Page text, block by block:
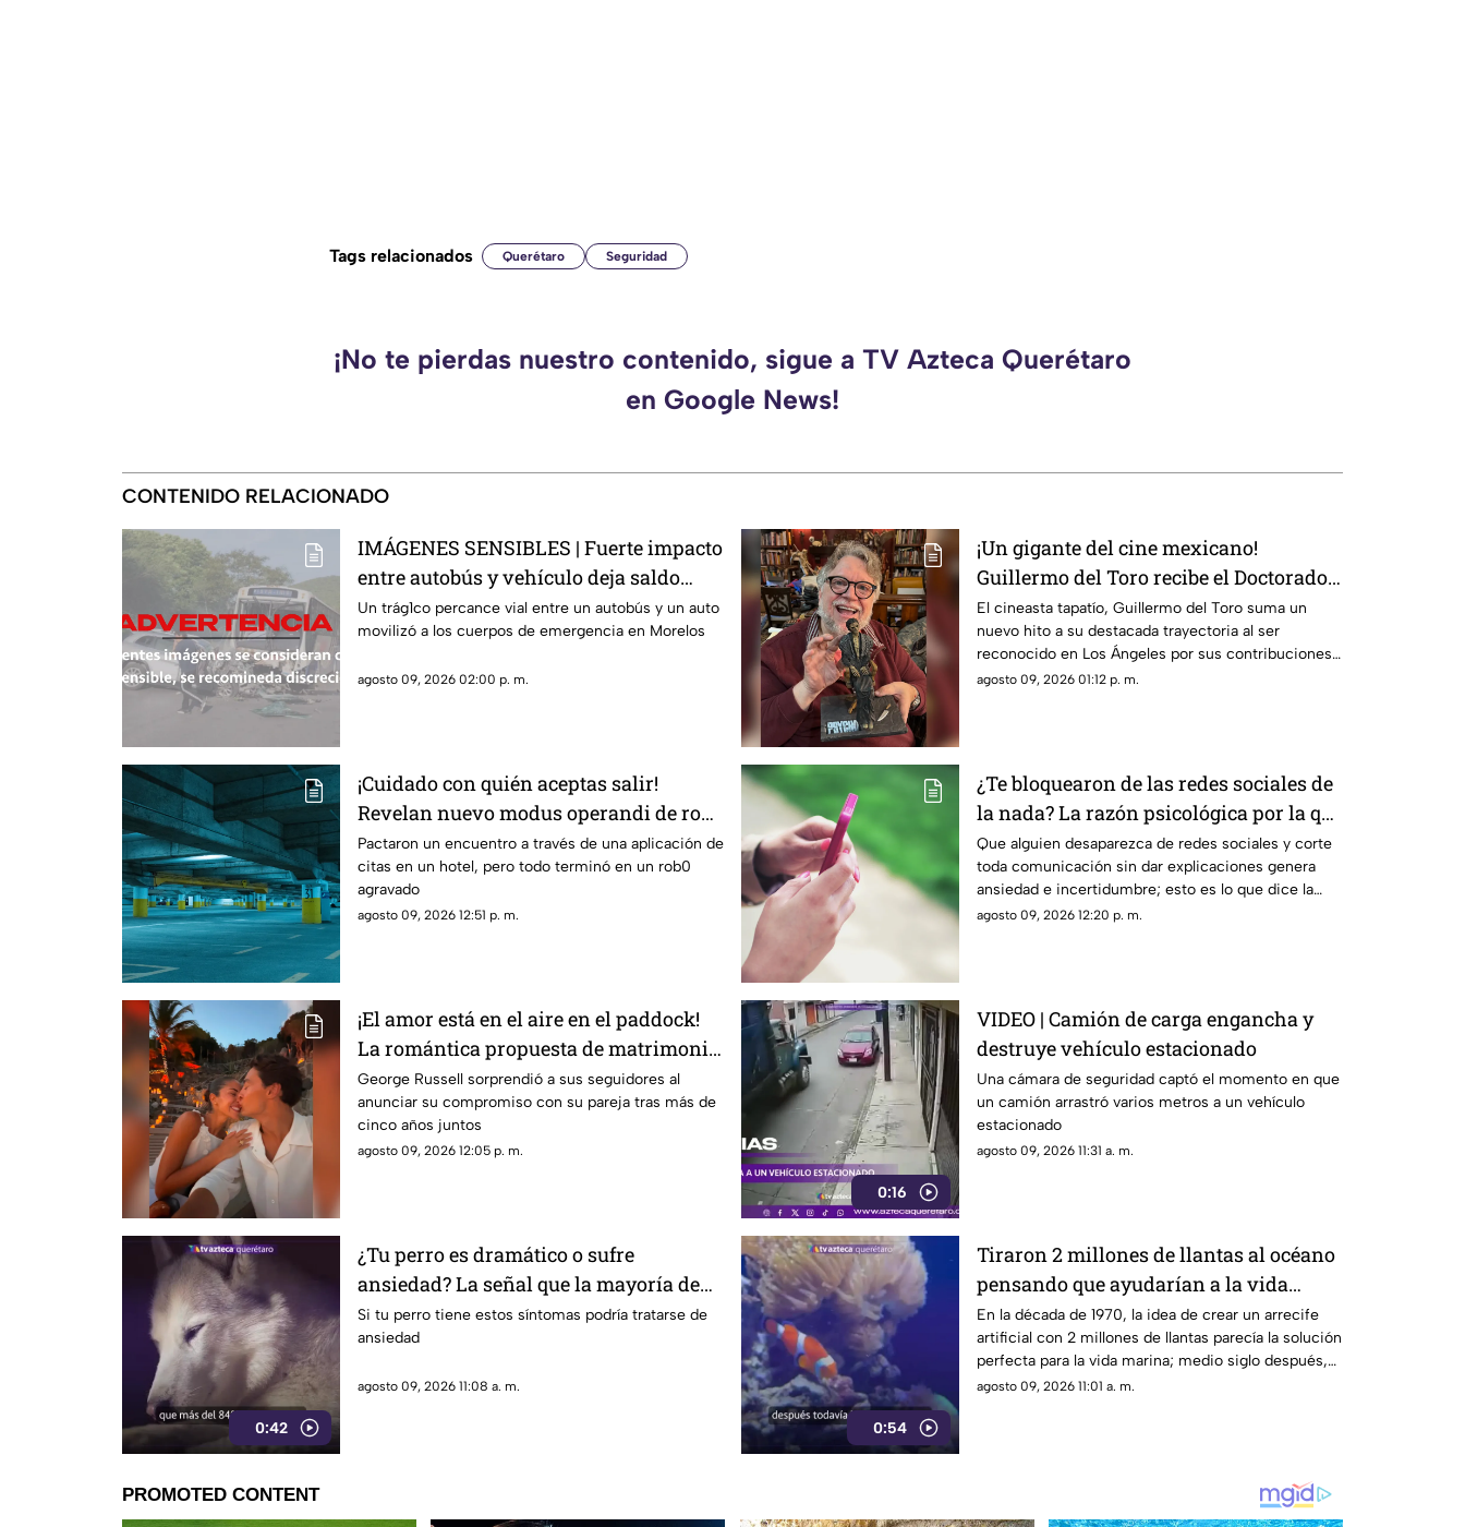
Tags relacionados Querétaro Seguridad
¡No te pierdas nuestro contenido, sigue a TV Azteca Querétaro
en Google News!
CONTENIDO RELACIONADO
IMÁGENES SENSIBLES | Fuerte impacto
entre autobús y vehículo deja saldo
fatal y nueve heridos
Un trág1co percance vial entre un autobús y un auto
movilizó a los cuerpos de emergencia en Morelos
agosto 09, 2026 02:00 p. m.
¡Un gigante del cine mexicano!
Guillermo del Toro recibe el Doctorado
Honoris Causa en Bellas Artes
El cineasta tapatío, Guillermo del Toro suma un
nuevo hito a su destacada trayectoria al ser
reconocido en Los Ángeles por sus contribuciones
al arte cinematográfico
agosto 09, 2026 01:12 p. m.
¡Cuidado con quién aceptas salir!
Revelan nuevo modus operandi de rob0
tras conocerse de una aplicación de
citas
Pactaron un encuentro a través de una aplicación de
citas en un hotel, pero todo terminó en un rob0
agravado
agosto 09, 2026 12:51 p. m.
¿Te bloquearon de las redes sociales de
la nada? La razón psicológica por la que
algunas personas eligen el contacto
cero repentino
Que alguien desaparezca de redes sociales y corte
toda comunicación sin dar explicaciones genera
ansiedad e incertidumbre; esto es lo que dice la
psicología
agosto 09, 2026 12:20 p. m.
¡El amor está en el aire en el paddock!
La romántica propuesta de matrimonio
de George Russell a Carmen Montero
George Russell sorprendió a sus seguidores al
anunciar su compromiso con su pareja tras más de
cinco años juntos
agosto 09, 2026 12:05 p. m.
0:16
VIDEO | Camión de carga engancha y
destruye vehículo estacionado
Una cámara de seguridad captó el momento en que
un camión arrastró varios metros a un vehículo
estacionado
agosto 09, 2026 11:31 a. m.
0:42
¿Tu perro es dramático o sufre
ansiedad? La señal que la mayoría de
los dueños pasa por alto
Si tu perro tiene estos síntomas podría tratarse de
ansiedad
agosto 09, 2026 11:08 a. m.
0:54
Tiraron 2 millones de llantas al océano
pensando que ayudarían a la vida
marina; hoy luchan por sacarlas
En la década de 1970, la idea de crear un arrecife
artificial con 2 millones de llantas parecía la solución
perfecta para la vida marina; medio siglo después,
buzos siguen sacándolos del fondo del mar
agosto 09, 2026 11:01 a. m.